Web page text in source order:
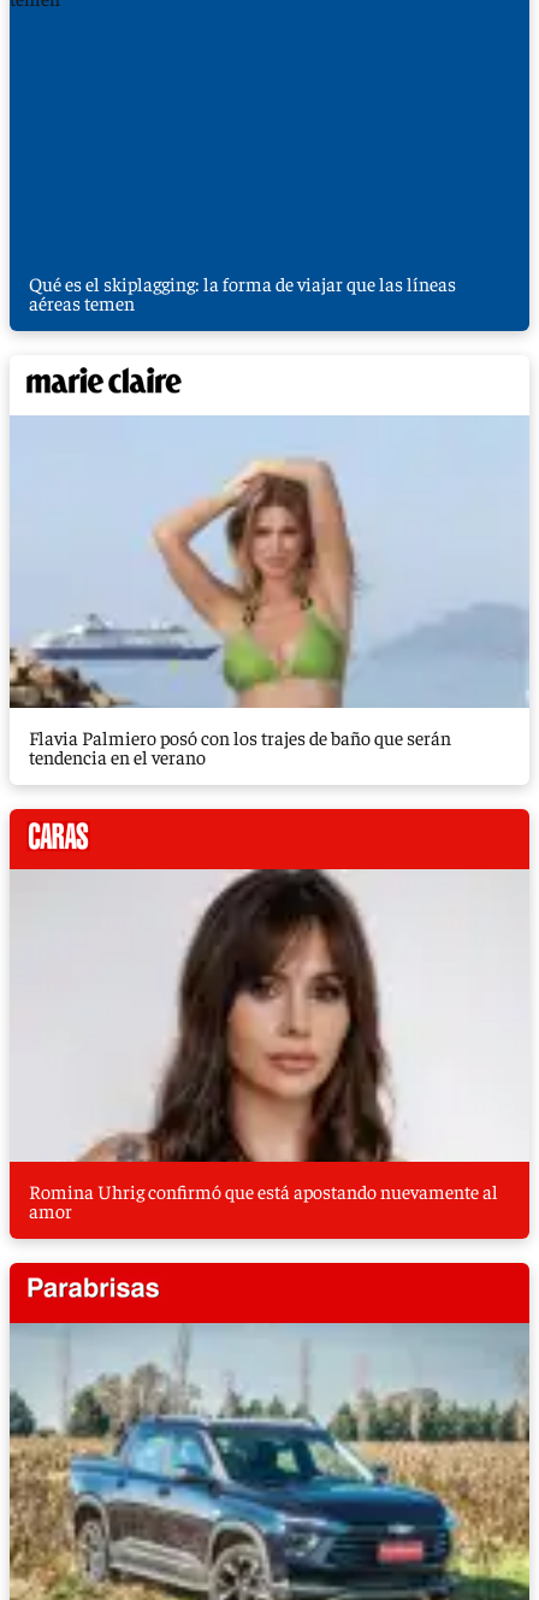
Qué es el skiplagging: la forma de viajar que las líneas
aéreas temen
Flavia Palmiero posó con los trajes de baño que serán
tendencia en el verano
Romina Uhrig confirmó que está apostando nuevamente al
amor